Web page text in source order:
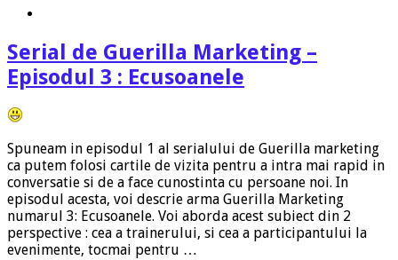
Serial de Guerilla Marketing –
Episodul 3 : Ecusoanele
Spuneam in episodul 1 al serialului de Guerilla marketing
ca putem folosi cartile de vizita pentru a intra mai rapid in
conversatie si de a face cunostinta cu persoane noi. In
episodul acesta, voi descrie arma Guerilla Marketing
numarul 3: Ecusoanele. Voi aborda acest subiect din 2
perspective : cea a trainerului, si cea a participantului la
evenimente, tocmai pentru …